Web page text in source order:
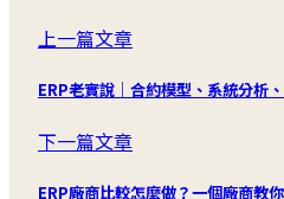
上一篇文章
ERP老實說｜合約模型、系統分析
下一篇文章
ERP廠商比較怎麼做？一個廠商教